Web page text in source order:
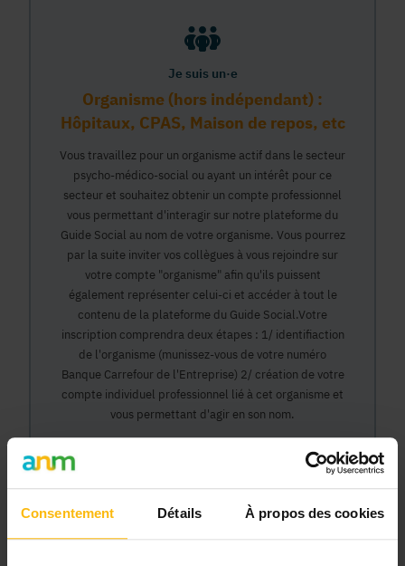
Consentement Détails À propos des cookies
Je suis un·e
Organisme (hors indépendant) :
Hôpitaux, CPAS, Maison de repos, etc
Vous travaillez pour un organisme actif dans le secteur
psycho-médico-social ou ayant un intérêt pour ce
secteur et souhaitez obtenir un compte professionnel
vous permettant d'interagir sur notre plateforme du
Guide Social au nom de votre organisme. Vous pourrez
par la suite inviter vos collègues à vous rejoindre sur
votre compte "organisme" afin qu'ils puissent
également représenter celui-ci et accéder à tout le
contenu de la plateforme du Guide Social.Votre
inscription comprendra deux étapes : 1/ identifiaction
de l'organisme (munissez-vous de votre numéro
Banque Carrefour de l'Entreprise) 2/ création de votre
compte individuel professionnel lié à cet organisme et
vous permettant d'agir en son nom.